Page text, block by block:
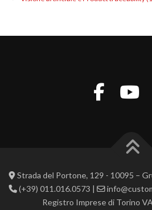
Strada del Portone, 129 - 10095 –
(+39) 011.016.0573 |
Registro Imprese di Torino